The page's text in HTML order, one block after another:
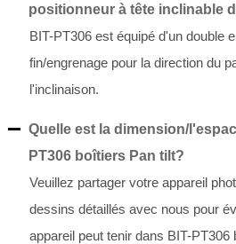
positionneur à tête inclinable
BIT-PT306 est équipé d'un double
fin/engrenage pour la direction du
l'inclinaison.
Quelle est la dimension/
PT306 boîtiers Pan tilt?
Veuillez partager votre appareil
dessins détaillés avec nous pour
appareil peut tenir dans BIT-